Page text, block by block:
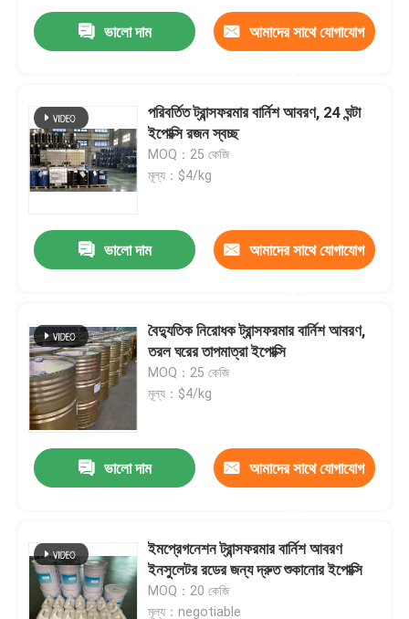
পণ্য
আমাদের সম্পর্কে
ভালো দাম আমাদের সাথে যোগাযোগ
পরিবর্তিত ট্রান্সফরমার বার্নিশ আবরণ, 24 ঘন্টা
ইপোক্সি রজন স্বচ্ছ
MOQ：25 কেজি
মূল্য：$4/kg
ভালো দাম আমাদের সাথে যোগাযোগ
বৈদ্যুতিক নিরোধক ট্রান্সফরমার বার্নিশ আবরণ,
তরল ঘরের তাপমাত্রা ইপোক্সি
MOQ：25 কেজি
মূল্য：$4/kg
ভালো দাম আমাদের সাথে যোগাযোগ
ইমপ্রেগনেশন ট্রান্সফরমার বার্নিশ আবরণ
ইনসুলেটর রডের জন্য দ্রুত শুকানোর ইপোক্সি
MOQ：20 কেজি
মূল্য：negotiable